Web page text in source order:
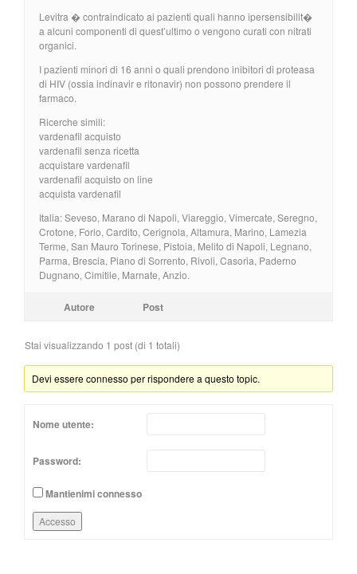
Levitra � contraindicato ai pazienti quali hanno ipersensibilit�
a alcuni componenti di quest’ultimo o vengono curati con nitrati
organici.
I pazienti minori di 16 anni o quali prendono inibitori di proteasa
di HIV (ossia indinavir e ritonavir) non possono prendere il
farmaco.
Ricerche simili:
vardenafil acquisto
vardenafil senza ricetta
acquistare vardenafil
vardenafil acquisto on line
acquista vardenafil
Italia: Seveso, Marano di Napoli, Viareggio, Vimercate, Seregno,
Crotone, Forio, Cardito, Cerignola, Altamura, Marino, Lamezia
Terme, San Mauro Torinese, Pistoia, Melito di Napoli, Legnano,
Parma, Brescia, Piano di Sorrento, Rivoli, Casoria, Paderno
Dugnano, Cimitile, Marnate, Anzio.
Autore Post
Stai visualizzando 1 post (di 1 totali)
Devi essere connesso per rispondere a questo topic.
Nome utente:
Password:
Mantienimi connesso
Accesso